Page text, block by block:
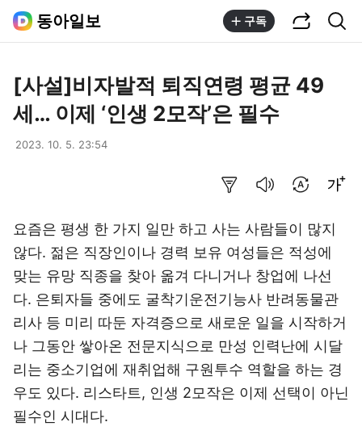
동아일보 구독
[사설]비자발적 퇴직연령 평균 49
세… 이제 ‘인생 2모작’은 필수
2023. 10. 5. 23:54
요즘은 평생 한 가지 일만 하고 사는 사람들이 많지
않다. 젊은 직장인이나 경력 보유 여성들은 적성에
맞는 유망 직종을 찾아 옮겨 다니거나 창업에 나선
다. 은퇴자들 중에도 굴착기운전기능사 반려동물관
리사 등 미리 따둔 자격증으로 새로운 일을 시작하거
나 그동안 쌓아온 전문지식으로 만성 인력난에 시달
리는 중소기업에 재취업해 구원투수 역할을 하는 경
우도 있다. 리스타트, 인생 2모작은 이제 선택이 아닌
필수인 시대다.